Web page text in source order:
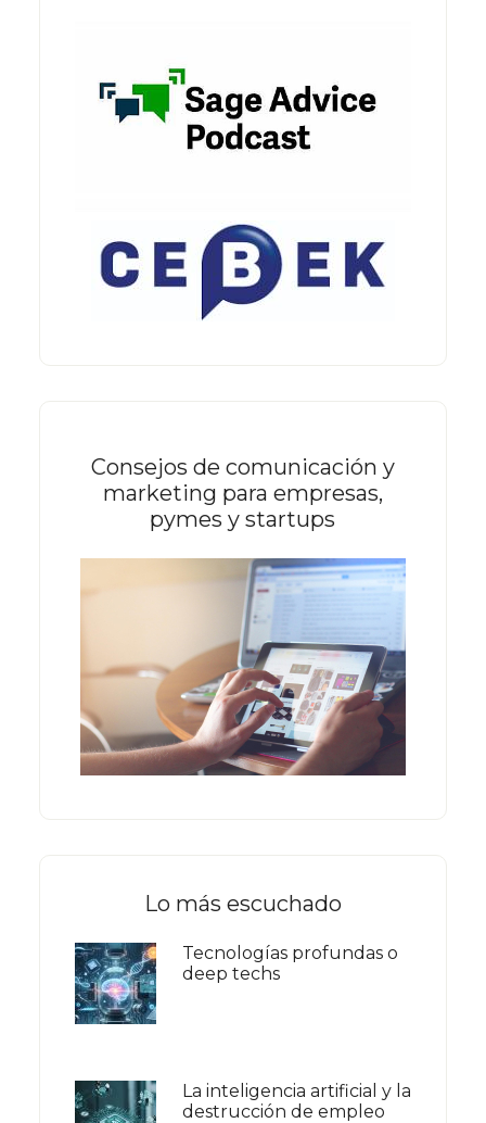
Consejos de comunicación y
marketing para empresas,
pymes y startups
Lo más escuchado
Tecnologías profundas o
deep techs
La inteligencia artificial y la
destrucción de empleo